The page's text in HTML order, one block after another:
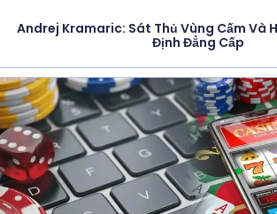
Andrej Kramaric: Sát Thủ Vùng Cấm Và
Định Đẳng Cấp